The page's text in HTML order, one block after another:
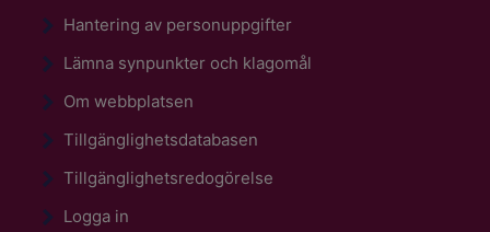
Hantering av personuppgifter
Lämna synpunkter och klagomål
Om webbplatsen
Tillgänglighetsdatabasen
Tillgänglighetsredogörelse
Logga in